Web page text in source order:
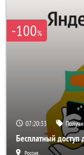
-100%
07:20:31
Бесплатный доступ
Россия